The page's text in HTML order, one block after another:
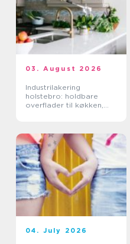
03. August 2026
Industrilakering
holstebro: holdbare
overflader til køkken,
04. July 2026